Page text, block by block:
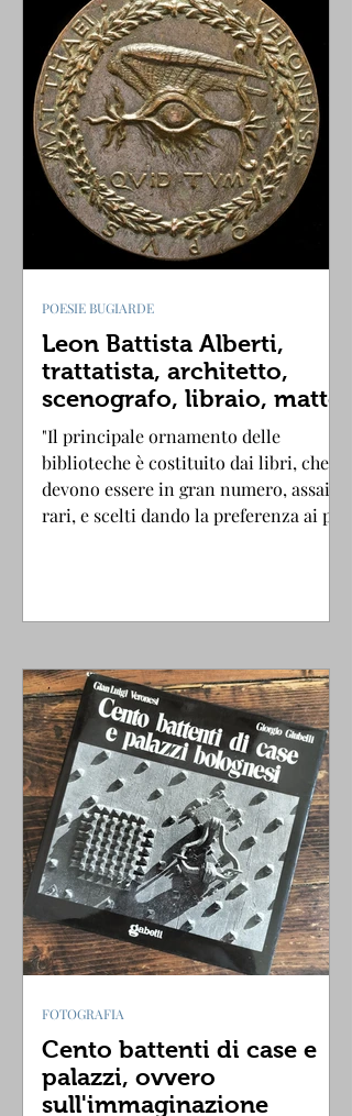
Leon Battista Alberti,
trattatista, architetto,
scenografo, libraio, matto
"Il principale ornamento delle
biblioteche è costituito dai libri, che
devono essere in gran numero, assai
rari, e scelti dando la preferenza ai più
POESIE BUGIARDE
Cento battenti di case e
palazzi, ovvero
sull'immaginazione
FOTOGRAFIA